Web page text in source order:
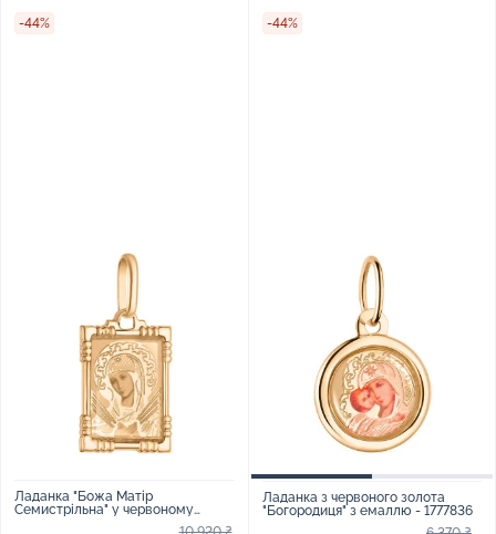
-44%
Ладанка "Божа Матір
Семистрільна" у червоному
золоті з емаллю - 1583189
-44%
Ладанка з червоного золота
"Богородиця" з емаллю - 1777836